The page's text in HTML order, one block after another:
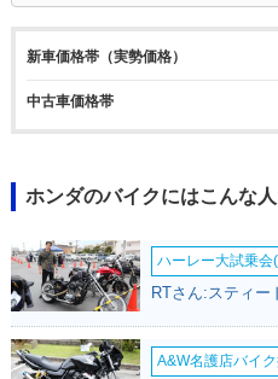
新車価格帯（実勢価格）
中古車価格帯
ホンダのバイクにはこんな
ハーレー大試乗
RTさん:スティー
A&W名護店バイ